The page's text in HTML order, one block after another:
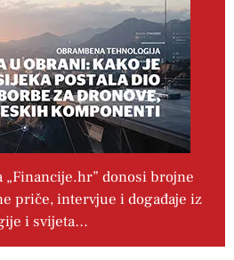
„Financije.hr” donosi brojne
priče, intervjue i događaje iz
i svijeta…